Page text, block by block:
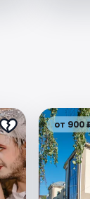
от 900